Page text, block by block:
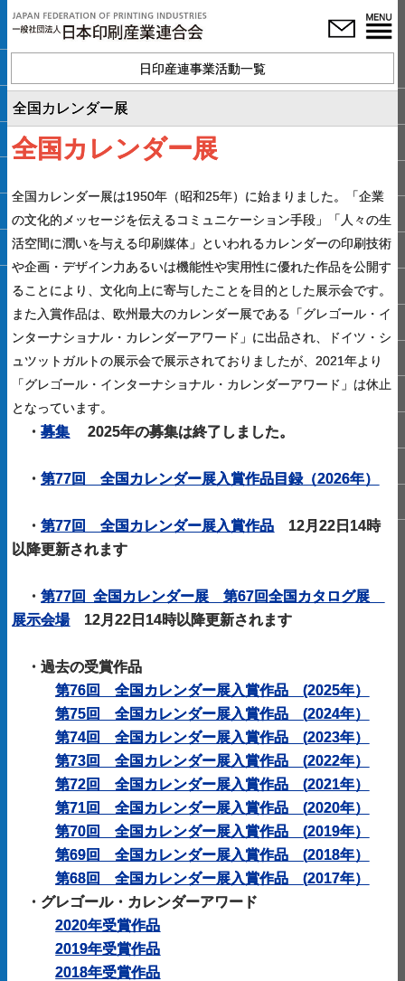
日印産連事業活動一覧
全国カレンダー展
全国カレンダー展
全国カレンダー展は1950年（昭和25年）に始まりました。「企業
の文化的メッセージを伝えるコミュニケーション手段」「人々の生
活空間に潤いを与える印刷媒体」といわれるカレンダーの印刷技術
や企画・デザイン力あるいは機能性や実用性に優れた作品を公開す
ることにより、文化向上に寄与したことを目的とした展示会です。
また入賞作品は、欧州最大のカレンダー展である「グレゴール・イ
ンターナショナル・カレンダーアワード」に出品され、ドイツ・シ
ュツットガルトの展示会で展示されておりましたが、2021年より
「グレゴール・インターナショナル・カレンダーアワード」は休止
となっています。
・募集 2025年の募集は終了しました。
・第77回 全国カレンダー展入賞作品目録（2026年）
・第77回 全国カレンダー展入賞作品 12月22日14時
以降更新されます
・第77回 全国カレンダー展 第67回全国カタログ展
展示会場12月22日14時以降更新されます
・過去の受賞作品
第76回 全国カレンダー展入賞作品 (2025年）
第75回 全国カレンダー展入賞作品(2024年）
第74回 全国カレンダー展入賞作品(2023年）
第73回 全国カレンダー展入賞作品(2022年）
第72回 全国カレンダー展入賞作品(2021年）
第71回 全国カレンダー展入賞作品(2020年）
第70回 全国カレンダー展入賞作品(2019年）
第69回 全国カレンダー展入賞作品(2018年）
第68回 全国カレンダー展入賞作品(2017年）
・ グレゴール・カレンダーアワード
2020年受賞作品
2019年受賞作品
2018年受賞作品